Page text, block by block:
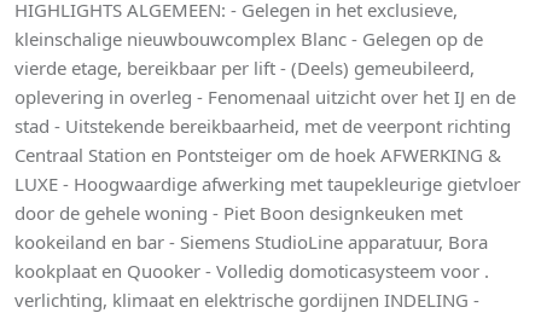
HIGHLIGHTS ALGEMEEN: - Gelegen in het exclusieve,
kleinschalige nieuwbouwcomplex Blanc - Gelegen op de
vierde etage, bereikbaar per lift - (Deels) gemeubileerd,
oplevering in overleg - Fenomenaal uitzicht over het IJ en de
stad - Uitstekende bereikbaarheid, met de veerpont richting
Centraal Station en Pontsteiger om de hoek AFWERKING &
LUXE - Hoogwaardige afwerking met taupekleurige gietvloer
door de gehele woning - Piet Boon designkeuken met
kookeiland en bar - Siemens StudioLine apparatuur, Bora
kookplaat en Quooker - Volledig domoticasysteem voor .
verlichting, klimaat en elektrische gordijnen INDELING -